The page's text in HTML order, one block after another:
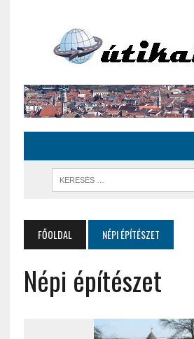
FŐOLDAL NÉPI ÉPÍTÉSZET
Népi építészet